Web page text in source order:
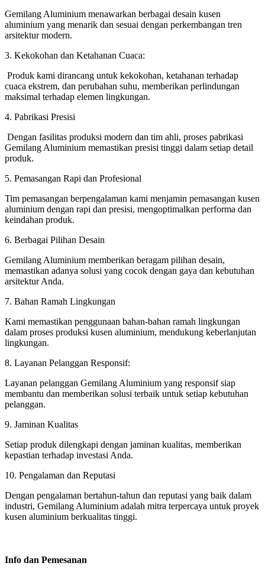
Gemilang Aluminium menawarkan berbagai desain kusen
aluminium yang menarik dan sesuai dengan perkembangan tren
arsitektur modern.
3. Kekokohan dan Ketahanan Cuaca:
Produk kami dirancang untuk kekokohan, ketahanan terhadap
cuaca ekstrem, dan perubahan suhu, memberikan perlindungan
maksimal terhadap elemen lingkungan.
4. Pabrikasi Presisi
Dengan fasilitas produksi modern dan tim ahli, proses pabrikasi
Gemilang Aluminium memastikan presisi tinggi dalam setiap detail
produk.
5. Pemasangan Rapi dan Profesional
Tim pemasangan berpengalaman kami menjamin pemasangan kusen
aluminium dengan rapi dan presisi, mengoptimalkan performa dan
keindahan produk.
6. Berbagai Pilihan Desain
Gemilang Aluminium memberikan beragam pilihan desain,
memastikan adanya solusi yang cocok dengan gaya dan kebutuhan
arsitektur Anda.
7. Bahan Ramah Lingkungan
Kami memastikan penggunaan bahan-bahan ramah lingkungan
dalam proses produksi kusen aluminium, mendukung keberlanjutan
lingkungan.
8. Layanan Pelanggan Responsif:
Layanan pelanggan Gemilang Aluminium yang responsif siap
membantu dan memberikan solusi terbaik untuk setiap kebutuhan
pelanggan.
9. Jaminan Kualitas
Setiap produk dilengkapi dengan jaminan kualitas, memberikan
kepastian terhadap investasi Anda.
10. Pengalaman dan Reputasi
Dengan pengalaman bertahun-tahun dan reputasi yang baik dalam
industri, Gemilang Aluminium adalah mitra terpercaya untuk proyek
kusen aluminium berkualitas tinggi.
Info dan Pemesanan